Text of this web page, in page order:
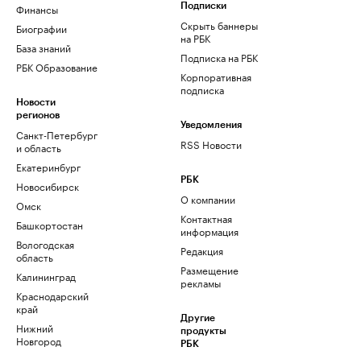
Финансы
Биографии
База знаний
РБК Образование
Новости
регионов
Санкт-Петербург
и область
Екатеринбург
Новосибирск
Омск
Башкортостан
Вологодская
область
Калининград
Краснодарский
край
Нижний
Новгород
Подписки
Скрыть баннеры
на РБК
Подписка на РБК
Корпоративная
подписка
Уведомления
RSS Новости
РБК
О компании
Контактная
информация
Редакция
Размещение
рекламы
Другие
продукты
РБК